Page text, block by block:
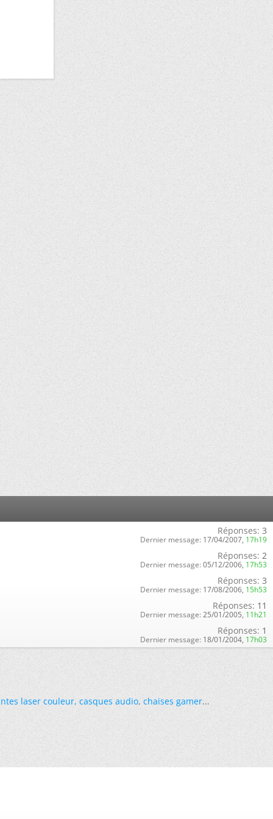
Réponses: 3
Dernier message: 17/04/2007, 17h19
Réponses: 2
Dernier message: 05/12/2006, 17h53
Réponses: 3
Dernier message: 17/08/2006, 15h53
Réponses: 11
Dernier message: 25/01/2005, 11h21
Réponses: 1
Dernier message: 18/01/2004, 17h03
laser couleur,casques audio,chaises gamer...